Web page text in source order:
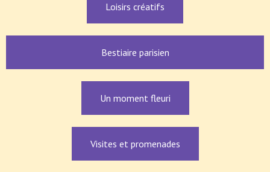
Loisirs créatifs
Bestiaire parisien
Un moment fleuri
Visites et promenades